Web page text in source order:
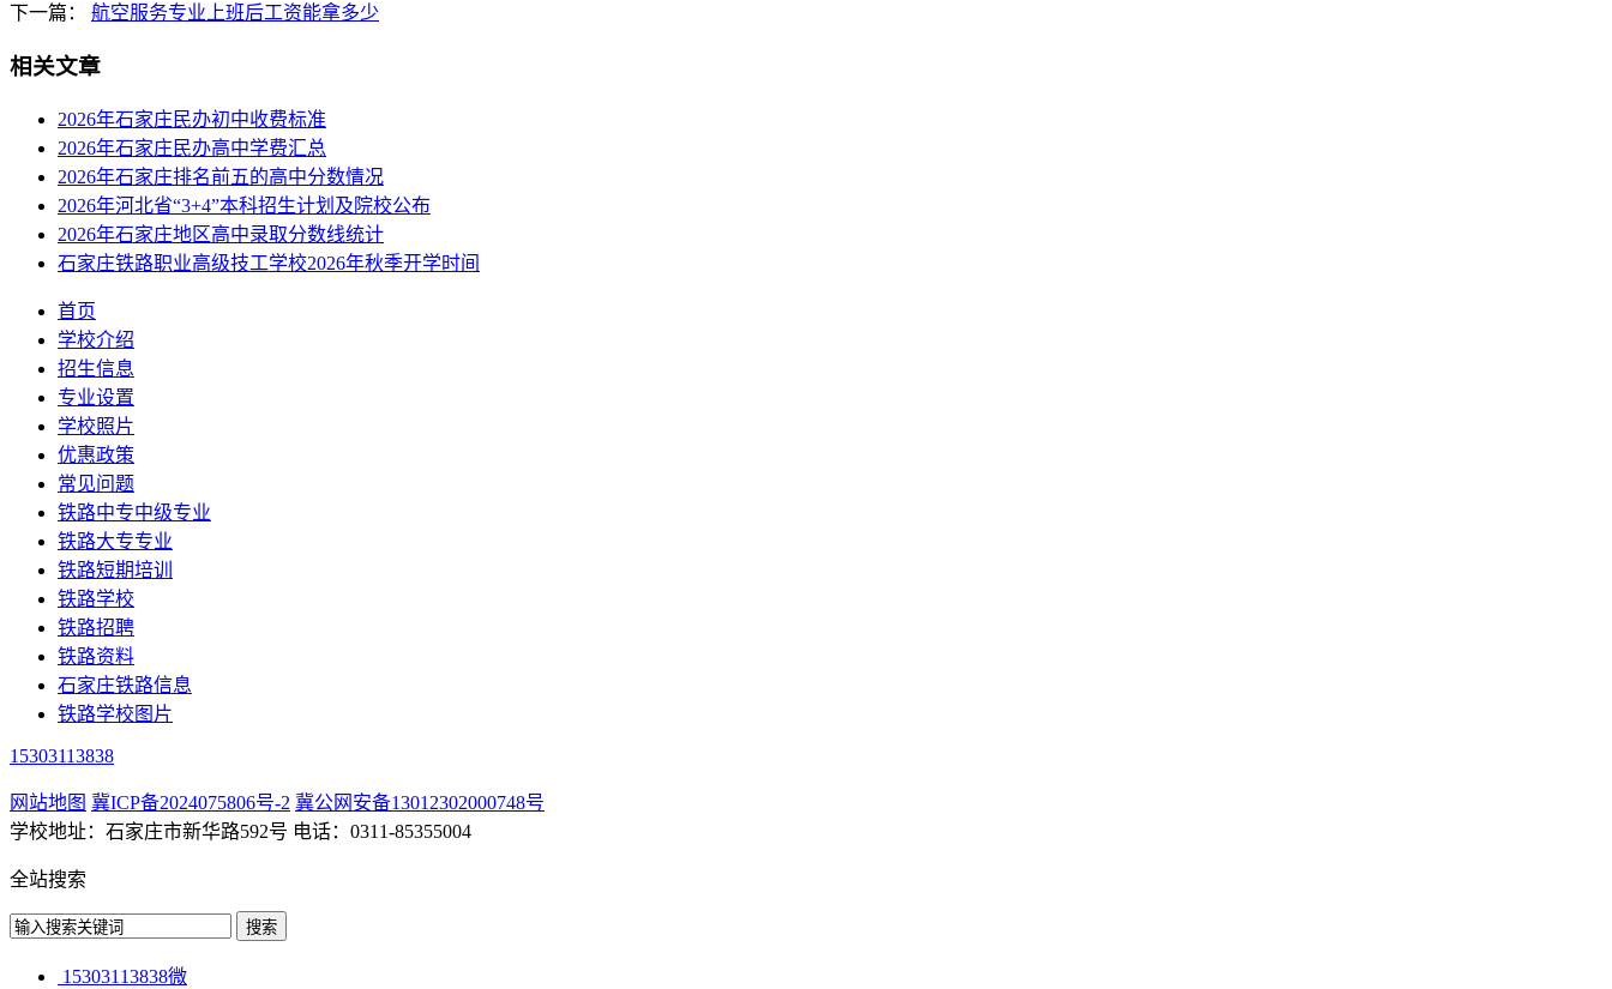
下一篇： 航空服务专业上班后工资能拿多少
相关文章
2026年石家庄民办初中收费标准
2026年石家庄民办高中学费汇总
2026年石家庄排名前五的高中分数情况
2026年河北省“3+4”本科招生计划及院校公布
2026年石家庄地区高中录取分数线统计
石家庄铁路职业高级技工学校2026年秋季开学时间
首页
学校介绍
招生信息
专业设置
学校照片
优惠政策
常见问题
铁路中专中级专业
铁路大专专业
铁路短期培训
铁路学校
铁路招聘
铁路资料
石家庄铁路信息
铁路学校图片
15303113838
网站地图 冀ICP备2024075806号-2 冀公网安备13012302000748号
学校地址：石家庄市新华路592号 电话：0311-85355004
全站搜索
15303113838微